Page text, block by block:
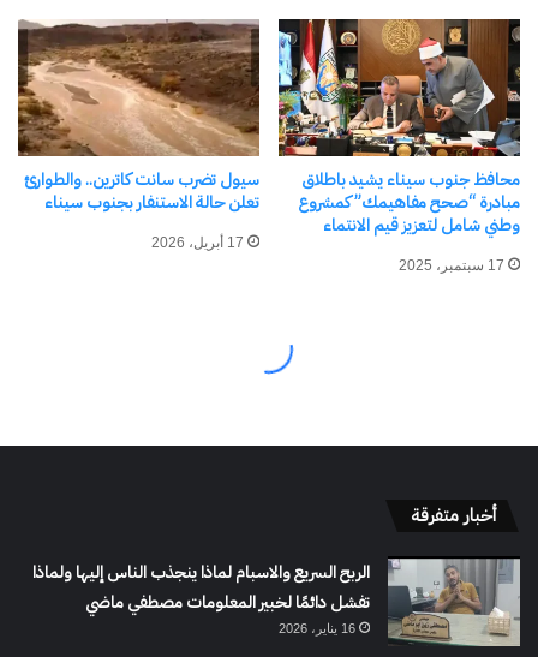
أخبار متفرقة
الربح السريع والاسبام لماذا ينجذب الناس إليها ولماذا
تفشل دائمًا لخبير المعلومات مصطفي ماضي
16 يناير، 2026